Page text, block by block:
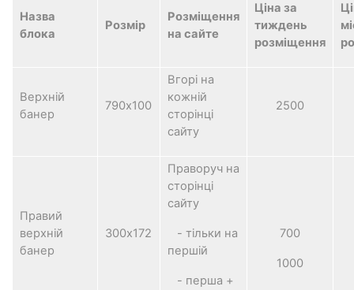
Назва
блока
Розмір
Розміщення
на сайте
Ціна за
тиждень
розміщення
Верхній
банер
790х100
Вгорі на
кожній
сторінці
сайту
2500
Правий
верхній
банер
300х172
Праворуч на
сторінці
сайту
- тільки на
першій
- перша +
700
1000